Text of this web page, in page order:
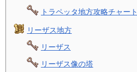
トラペッタ地方攻略チャート
リーザス地方
リーザス
リーザス像の塔